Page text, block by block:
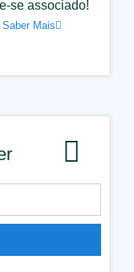
se associado!
Saber Mais